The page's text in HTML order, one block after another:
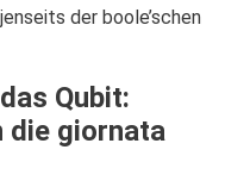
der boole’schen
Qubit:
die giornata